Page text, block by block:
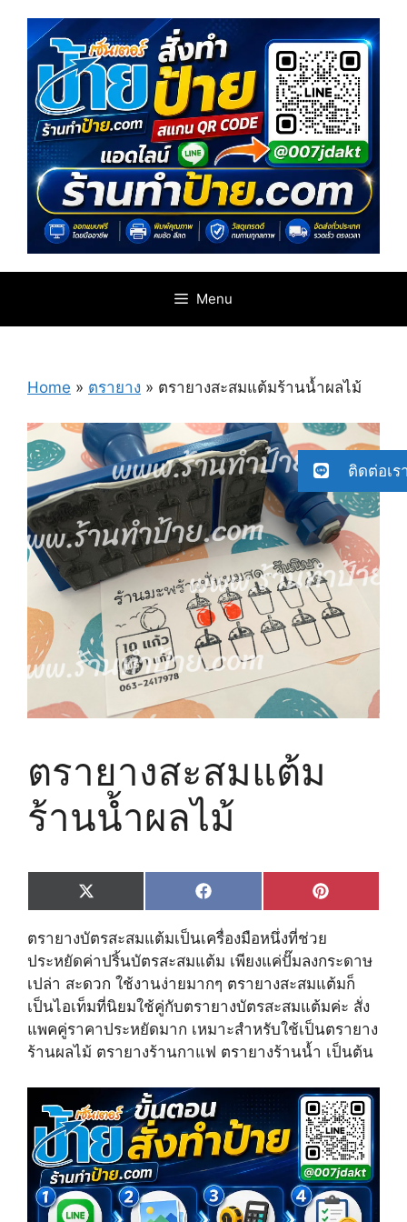
content
Menu
Home » ตรายาง » ตรายางสะสมแต้มร้านน้ำผลไม้
ตรายางสะสมแต้ม
ร้านน้ำผลไม้
Share
on
X
(
w
i
t
e
r
)
Share
on
F
a
c
e
b
o
k
Share
on
P
i
e
r
e
s
t
ตรายางบัตรสะสมแต้มเป็นเครื่องมือหนึ่งที่ช่วย
ประหยัดค่าปริ้นบัตรสะสมแต้ม เพียงแค่ปั๊มลงกระดาษ
เปล่า สะดวก ใช้งานง่ายมากๆ ตรายางสะสมแต้มก็
เป็นไอเท็มที่นิยมใช้คู่กับตรายางบัตรสะสมแต้มค่ะ สั่ง
แพคคู่ราคาประหยัดมาก เหมาะสำหรับใช้เป็นตรายาง
ร้านผลไม้ ตรายางร้านกาแฟ ตรายางร้านน้ำ เป็นต้น
ติดต่อเร